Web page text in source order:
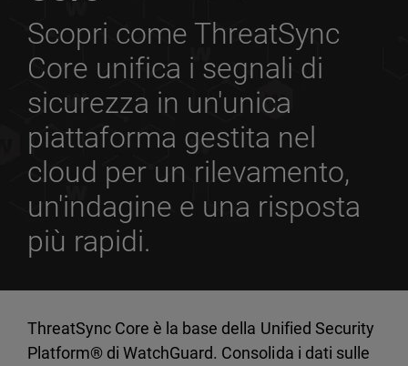
Scopri come ThreatSync
Core unifica i segnali di
sicurezza in un'unica
piattaforma gestita nel
cloud per un rilevamento,
un'indagine e una risposta
più rapidi.
ThreatSync Core è la base della Unified Security
Platform® di WatchGuard. Consolida i dati sulle